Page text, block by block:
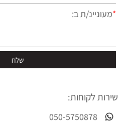
*מעוניינ/ת ב:
שירות לקוחות:
050-5750878